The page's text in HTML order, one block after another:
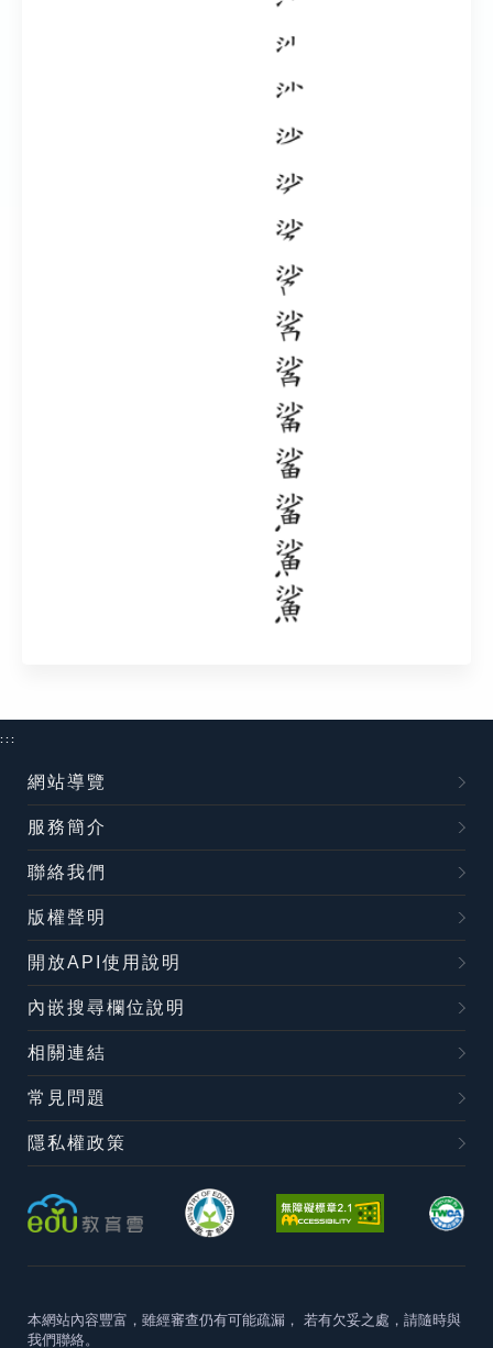
:::
網站導覽
服務簡介
聯絡我們
版權聲明
開放API使用說明
內嵌搜尋欄位說明
相關連結
常見問題
隱私權政策
本網站內容豐富，雖經審查仍有可能疏漏， 若有欠妥之處，請隨時與
我們聯絡。